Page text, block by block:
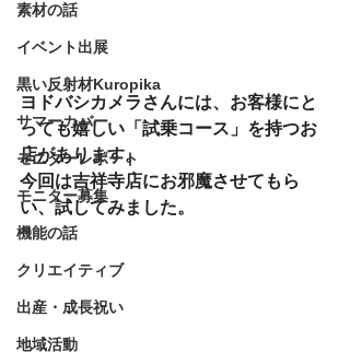
素材の話
イベント出展
黒い反射材Kuropika
サマーカバー
モニターレポート
モニター募集
機能の話
クリエイティブ
出産・成長祝い
地域活動
ヨドバシカメラさんには、お客様にと
っても嬉しい「試乗コース」を持つお
店があります。
今回は吉祥寺店にお邪魔させてもら
い、試してみました。